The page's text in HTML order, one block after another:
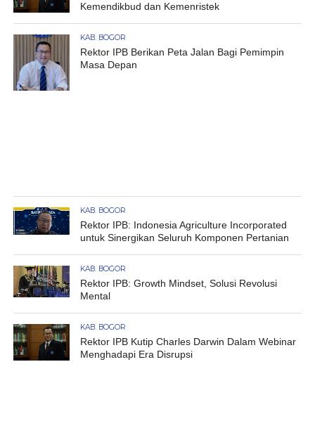
Kemendikbud dan Kemenristek
KAB. BOGOR
Rektor IPB Berikan Peta Jalan Bagi Pemimpin
Masa Depan
KAB. BOGOR
Rektor IPB: Indonesia Agriculture Incorporated
untuk Sinergikan Seluruh Komponen Pertanian
KAB. BOGOR
Rektor IPB: Growth Mindset, Solusi Revolusi
Mental
KAB. BOGOR
Rektor IPB Kutip Charles Darwin Dalam Webinar
Menghadapi Era Disrupsi